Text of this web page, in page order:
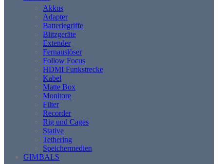
Akkus
Adapter
Batteriegriffe
Blitzgeräte
Extender
Fernauslöser
Follow Focus
HDMI Funkstrecke
Kabel
Matte Box
Monitore
Filter
Recorder
Rig und Cages
Stative
Tethering
Speichermedien
GIMBALS